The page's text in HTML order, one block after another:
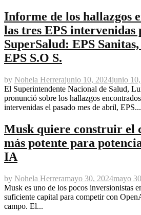
Informe de los hallazgos
las tres EPS intervenidas
SuperSalud: EPS
EPS S.O S.
by Nohela Herrerajunio 10, 2024junio
El Superintendente Nacional de Salud,
pronunció sobre los hallazgos
intervenidas el pasado mes de abril, EPS...
Musk quiere construir el
más potente para
IA
by Nohela Herreramayo 30, 2024mayo
Musk es uno de los pocos inversionistas
suficiente capital para competir con
campo. El...